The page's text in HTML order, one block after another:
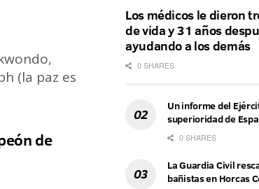
(la paz es
de
Los médicos le dieron
de vida y 31 años
ayudando a los demás
0 SHARES
Un informe del
superioridad de
0 SHARES
La Guardia Civil
bañistas en Horcas